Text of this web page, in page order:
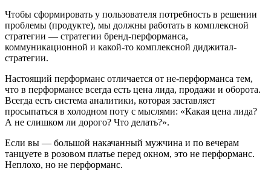
Чтобы сформировать у пользователя потребность в решении
проблемы (продукте), мы должны работать в комплексной
стратегии — стратегии бренд-перформанса,
коммуникационной и какой-то комплексной диджитал-
стратегии.
Настоящий перформанс отличается от не-перформанса тем,
что в перформансе всегда есть цена лида, продажи и оборота.
Всегда есть система аналитики, которая заставляет
просыпаться в холодном поту с мыслями: «Какая цена лида?
А не слишком ли дорого? Что делать?».
Если вы — большой накачанный мужчина и по вечерам
танцуете в розовом платье перед окном, это не перформанс.
Неплохо, но не перформанс.